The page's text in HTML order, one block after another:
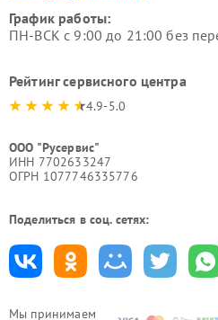
Мы принимаем
График работы:
ПН-ВСК с 9:00 до 21:00 без
Рейтинг сервисного центра
4.9-5.0
ООО "Русервис"
ИНН 7702633247
ОГРН 1077746335776
Поделиться в соц. сетях: